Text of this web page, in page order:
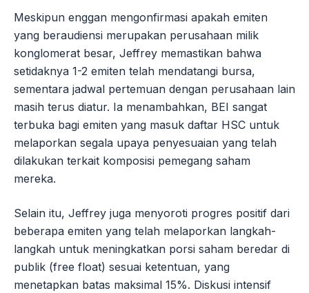
Meskipun enggan mengonfirmasi apakah emiten
yang beraudiensi merupakan perusahaan milik
konglomerat besar, Jeffrey memastikan bahwa
setidaknya 1-2 emiten telah mendatangi bursa,
sementara jadwal pertemuan dengan perusahaan lain
masih terus diatur. Ia menambahkan, BEI sangat
terbuka bagi emiten yang masuk daftar HSC untuk
melaporkan segala upaya penyesuaian yang telah
dilakukan terkait komposisi pemegang saham
mereka.
Selain itu, Jeffrey juga menyoroti progres positif dari
beberapa emiten yang telah melaporkan langkah-
langkah untuk meningkatkan porsi saham beredar di
publik (free float) sesuai ketentuan, yang
menetapkan batas maksimal 15%. Diskusi intensif